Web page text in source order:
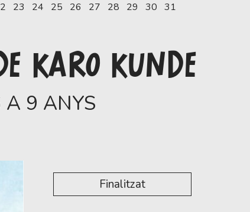
23
24
25
26
27
28
29
30 31
KARO KUNDE
A 9 ANYS
Finalitzat